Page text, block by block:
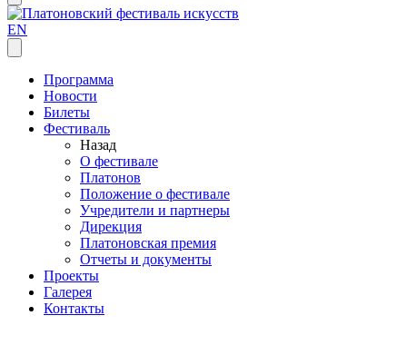
EN
Программа
Новости
Билеты
Фестиваль
Назад
О фестивале
Платонов
Положение о фестивале
Учредители и партнеры
Дирекция
Платоновская премия
Отчеты и документы
Проекты
Галерея
Контакты